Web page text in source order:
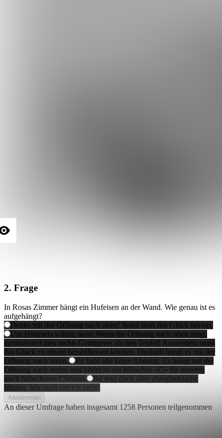
2. Frage
In Rosas Zimmer hängt ein Hufeisen an der Wand. Wie genau ist es
aufgehängt?
Denks mit der Öffnung nach oben! Sonst läuft das Glück heraus.
Um Himmels willen, nein! Wenn die Öffnung nach oben zeigt,
symbolisiert dies nichts Geringeres als den Teufel! Ausserdem muss
das Glück zu einem herabfliessen können. Deshalb hängt es mit der
Öffnung nach unten.
Ihr habt alle keine Ahnung. Es hängt mit der
Öffnung nach rechts und bildet so ein hübsches «C» für unseren
noch hübscheren Christus.
Ihr seid doch alles abergläubische
Idioten. Mit euch red ich nicht.
Abstimmen
An dieser Umfrage haben insgesamt 1258 Personen teilgenommen